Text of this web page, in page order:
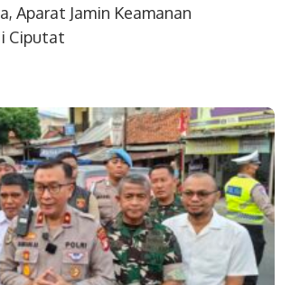
Aparat Jamin Keamanan
Ciputat